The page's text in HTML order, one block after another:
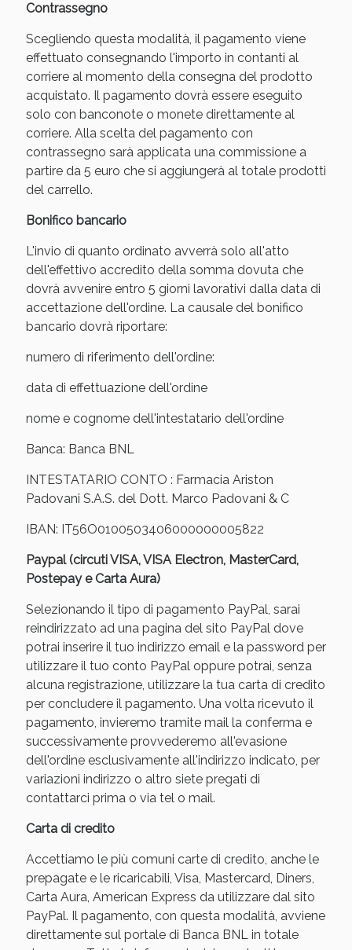
Contrassegno
Scegliendo questa modalità, il pagamento viene
effettuato consegnando l'importo in contanti al
corriere al momento della consegna del prodotto
acquistato. Il pagamento dovrà essere eseguito
solo con banconote o monete direttamente al
corriere. Alla scelta del pagamento con
contrassegno sarà applicata una commissione a
partire da 5 euro che si aggiungerà al totale prodotti
del carrello.
Bonifico bancario
L'invio di quanto ordinato avverrà solo all'atto
dell'effettivo accredito della somma dovuta che
dovrà avvenire entro 5 giorni lavorativi dalla data di
accettazione dell'ordine. La causale del bonifico
bancario dovrà riportare:
numero di riferimento dell'ordine:
data di effettuazione dell'ordine
nome e cognome dell'intestatario dell'ordine
Banca: Banca BNL
INTESTATARIO CONTO : Farmacia Ariston
Padovani S.A.S. del Dott. Marco Padovani & C
IBAN: IT56O0100503406000000005822
Paypal (circuti VISA, VISA Electron, MasterCard,
Postepay e Carta Aura)
Selezionando il tipo di pagamento PayPal, sarai
reindirizzato ad una pagina del sito PayPal dove
potrai inserire il tuo indirizzo email e la password per
utilizzare il tuo conto PayPal oppure potrai, senza
alcuna registrazione, utilizzare la tua carta di credito
per concludere il pagamento. Una volta ricevuto il
pagamento, invieremo tramite mail la conferma e
successivamente provvederemo all'evasione
dell'ordine esclusivamente all'indirizzo indicato, per
variazioni indirizzo o altro siete pregati di
contattarci prima o via tel o mail.
Carta di credito
Accettiamo le più comuni carte di credito, anche le
prepagate e le ricaricabili, Visa, Mastercard, Diners,
Carta Aura, American Express da utilizzare dal sito
PayPal. Il pagamento, con questa modalità, avviene
direttamente sul portale di Banca BNL in totale
oggi!